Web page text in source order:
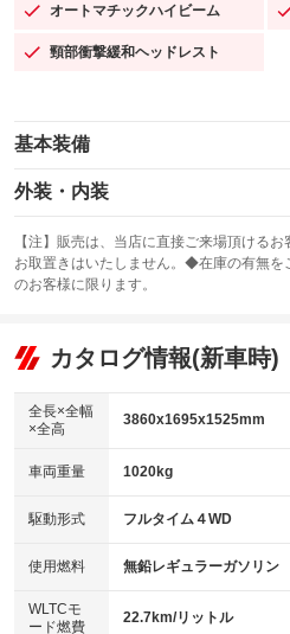
オートマチックハイビーム
：装備あり
頸部衝撃緩和ヘッドレスト
：装備あり
基本装備
エアバッグ：運転席/助手席/サイド
：装備あり
：装備なし
サンルーフ
：装備なし
リフトアップ
：装備なし
：装備なし
パワーウィンドウ
アイドリングストップ
：装備あり
USB入力端子
：装備なし
100V電源
：装備なし
センターデフロック
：装備なし
外装・内装
カーナビ
：装備なし
TV
：装備なし
ビジュアル
：装備なし
：装備あり
革シート
キーレス
HID(キセノンライト)
：装備なし
バックカメラ
：装備なし
エアロ
：装備なし
【注】販売は、当店に直接ご来場頂ける
お取置きはいたしません。◆在庫の有無
のお客様に限ります。
カタログ情報(新車時)
全長×全幅
×全高
3860x1695x1525mm
車両重量 1020kg
駆動形式 フルタイム４WD
使用燃料 無鉛レギュラーガソリン
WLTCモ
ード燃費
22.7km/リットル